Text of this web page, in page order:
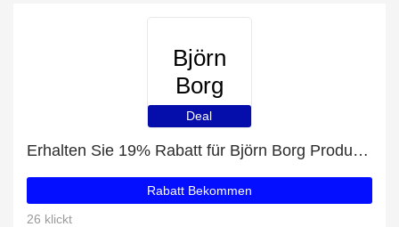
Björn
Borg
Deal
Erhalten Sie 19% Rabatt für Björn Borg Produkte
Rabatt Bekommen
26 klickt